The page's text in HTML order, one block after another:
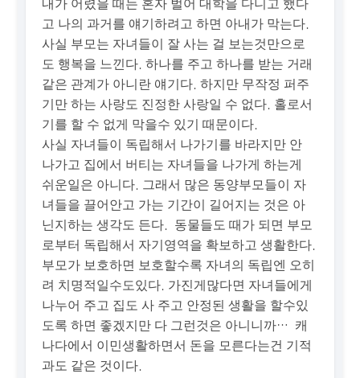
내가 어렸을 때는 혼자 벌어 대학을 다니고 했다
고 나의 과거를 얘기하려고 하면 아내가 막는다.
사실 부모는 자녀들이 잘 사는 걸 보는것만으로
도 행복을 느낀다. 하나를 주고 하나를 받는 거래
같은 관계가 아니란 얘기다. 하지만 무작정 퍼주
기만 하는 사랑도 진정한 사랑일 수 없다. 홀로서
기를 할 수 없게 막을수 있기 때문이다.
사실 자녀들이 독립해서 나가기를 바라지만 안
나가고 집에서 버티는 자녀들을 나가게 하는게
쉬운일은 아니다. 그래서 많은 동양부모들이 자
녀들을 끌어안고 가는 기간이 길어지는 것은 아
닌지하는 생각도 든다. 동물들도 때가 되면 부모
로부터 독립해서 자기영역을 확보하고 생활한다.
부모가 보호하면 보호할수록 자녀의 독립엔 오히
려 치명적일수도있다. 가진게많다면 자녀들에게
나누어 주고 집도 사 주고 안정된 생활을 할수있
도록 하면 좋겠지만 다 그런것은 아니니까… 캐
나다에서 이민생활하면서 돈을 모른다는건 기적
과도 같은 것이다.